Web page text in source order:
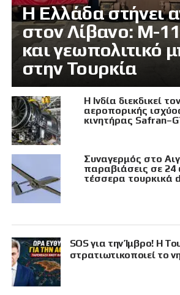
Η Ελλάδα στήνει
στον Λίβανο: M-
και γεωπολιτικό
στην Τουρκία
Η Ινδία διεκδικεί
αεροπορικής
κινητήρας
Συναγερμός στο
παραβιάσεις σε
τέσσερα τουρκικά
SOS για την Ίμβρο! Η
στρατιωτικοποιεί το